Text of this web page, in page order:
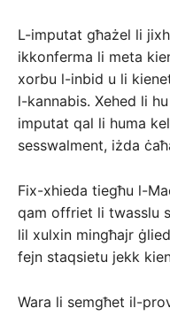
L-imputat għażel li
ikkonferma li meta
xorbu l-inbid u li
l-kannabis. Xehed li
imputat qal li huma
sesswalment, iżda
Fix-xhieda tiegħu l-
qam offriet li twasslu
lil xulxin mingħajr
fejn staqsietu jekk
Wara li semgħet il-